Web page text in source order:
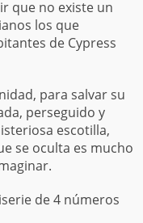
que no existe un
los que
de Cypress
para salvar su
perseguido y
escotilla,
se oculta es mucho
de 4 números